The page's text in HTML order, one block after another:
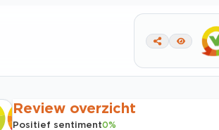
Review overzicht
Positief sentiment0%